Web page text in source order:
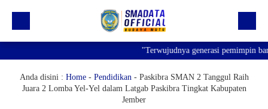
Profil
"Terwujudnya generasi pemimpin
Anda disini : Home- Pendidikan- Paskibra SMAN 2 Tanggul Raih
Juara 2 Lomba Yel-Yel dalam Latgab Paskibra Tingkat Kabupaten
Jember